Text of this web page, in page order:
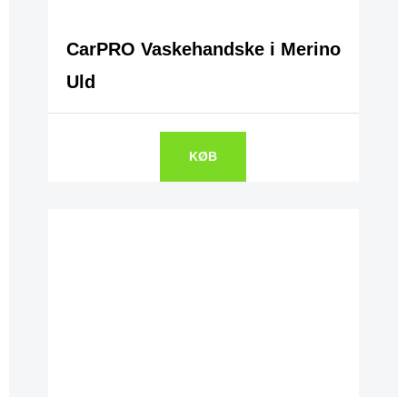
CarPRO Vaskehandske i Merino
Uld
KØB